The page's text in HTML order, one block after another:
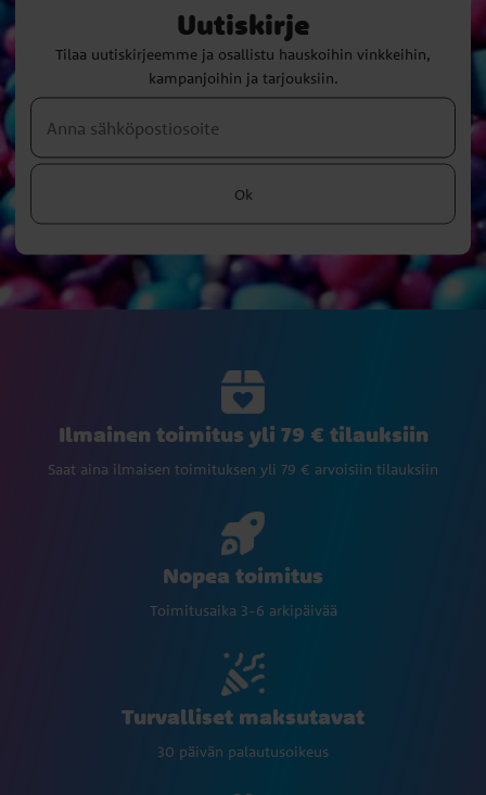
Uutiskirje
Tilaa uutiskirjeemme ja osallistu hauskoihin vinkkeihin,
kampanjoihin ja tarjouksiin.
Ok
Ilmainen toimitus yli 79 € tilauksiin
Saat aina ilmaisen toimituksen yli 79 € arvoisiin tilauksiin
Nopea toimitus
Toimitusaika 3-6 arkipäivää
Turvalliset maksutavat
30 päivän palautusoikeus